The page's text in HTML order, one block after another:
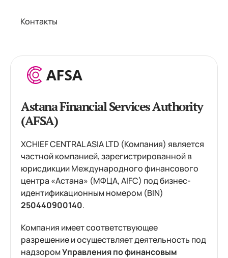
Контакты
Astana Financial Services Authority
(AFSA)
XCHIEF CENTRAL ASIA LTD (Компания) является
частной компанией, зарегистрированной в
юрисдикции Международного финансового
центра «Астана» (МФЦА, AIFC) под бизнес-
идентификационным номером (BIN)
250440900140.
Компания имеет соответствующее
разрешение и осуществляет деятельность под
надзоромУправления по финансовым